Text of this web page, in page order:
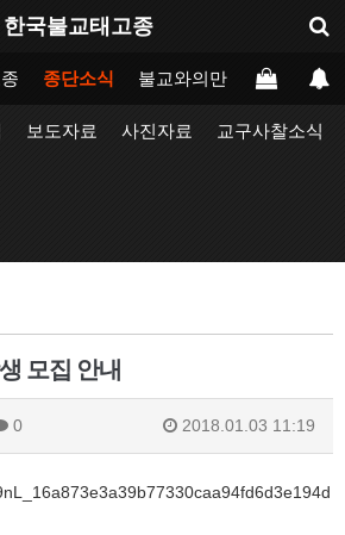
한국불교태고종
종단소식 불교와의만남 업무포털
보도자료 사진자료 교구사찰소식
모집 안내
0 2018.01.03 11:19